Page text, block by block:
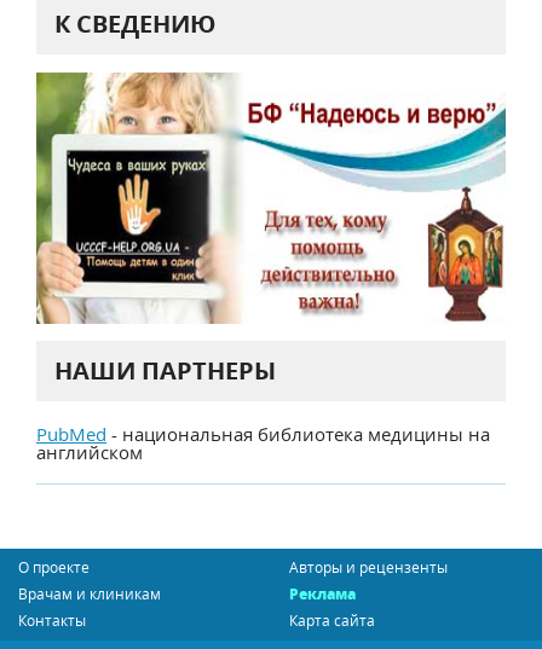
К СВЕДЕНИЮ
НАШИ ПАРТНЕРЫ
PubMed - национальная библиотека медицины на
английском
О проекте
Авторы и рецензенты
Врачам и клиникам
Реклама
Контакты
Карта сайта